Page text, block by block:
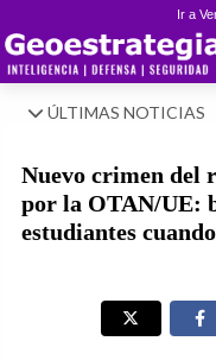
Ir a
ÚLTIMAS NOTICIAS
Nuevo crimen del
por la OTAN/UE:
estudiantes